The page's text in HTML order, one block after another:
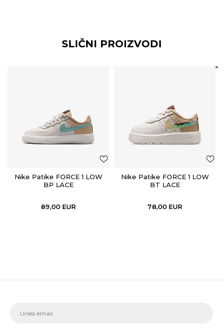
SLIČNI PROIZVODI
Nike Patike FORCE 1 LOW
BP LACE
89,00 EUR
Nike Patike FORCE 1 LOW
BT LACE
78,00 EUR